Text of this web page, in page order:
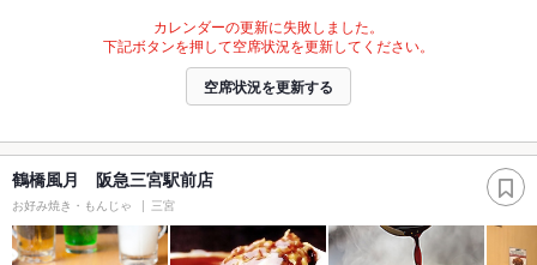
カレンダーの更新に失敗しました。
下記ボタンを押して空席状況を更新してください。
空席状況を更新する
鶴橋風月 阪急三宮駅前店
お好み焼き・もんじゃ 三宮